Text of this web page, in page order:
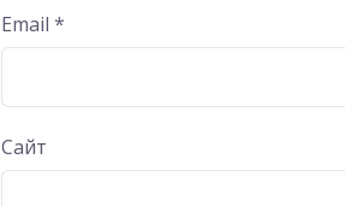
Email*
Сайт